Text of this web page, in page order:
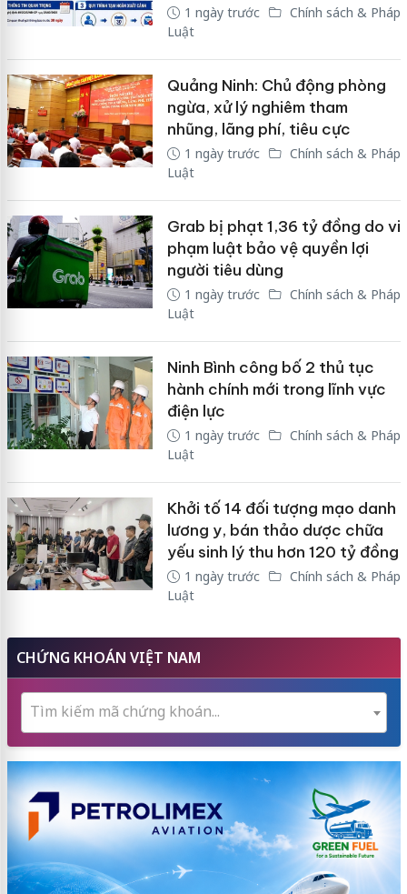
1 ngày trước
Chính sách & Pháp
Luật
Quảng Ninh: Chủ động phòng
ngừa, xử lý nghiêm tham
nhũng, lãng phí, tiêu cực
1 ngày trước
Chính sách & Pháp
Luật
Grab bị phạt 1,36 tỷ đồng do vi
phạm luật bảo vệ quyền lợi
người tiêu dùng
1 ngày trước
Chính sách & Pháp
Luật
Ninh Bình công bố 2 thủ tục
hành chính mới trong lĩnh vực
điện lực
1 ngày trước
Chính sách & Pháp
Luật
Khởi tố 14 đối tượng mạo danh
lương y, bán thảo dược chữa
yếu sinh lý thu hơn 120 tỷ đồng
1 ngày trước
Chính sách & Pháp
Luật
CHỨNG KHOÁN VIỆT NAM
Tìm kiếm mã chứng khoán...